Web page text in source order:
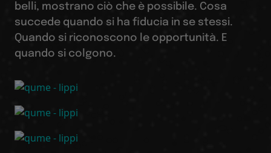
belli, mostrano ciò che è possibile. Cosa
succede quando si ha fiducia in se stessi.
Quando si riconoscono le opportunità. E
quando si colgono.